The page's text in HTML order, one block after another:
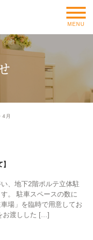
MENU
4月
、地下2階ポルテ立体駐
。 駐車スペースの数に
場」を臨時で用意してお
お渡しした […]